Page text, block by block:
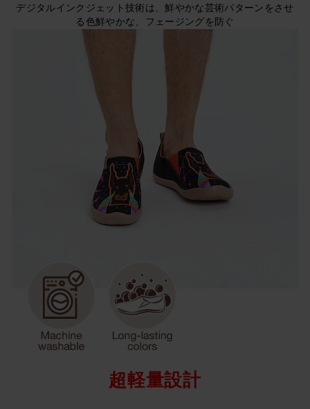
デジタルインクジェット技術は、鮮やかな芸術パターンをさせ
る色鮮やかな、フェージングを防ぐ
超軽量設計